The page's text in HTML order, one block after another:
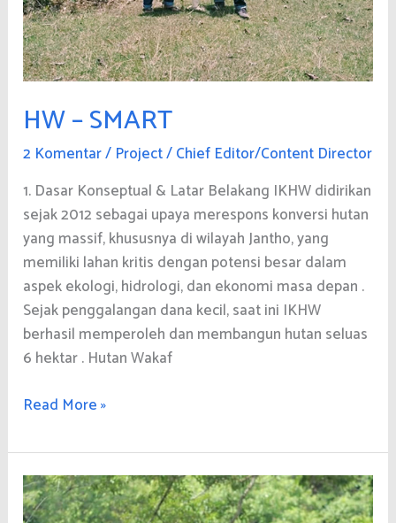
HW – SMART
2 Komentar/ Project/Chief Editor/Content Director
1. Dasar Konseptual & Latar Belakang IKHW didirikan
sejak 2012 sebagai upaya merespons konversi hutan
yang massif, khususnya di wilayah Jantho, yang
memiliki lahan kritis dengan potensi besar dalam
aspek ekologi, hidrologi, dan ekonomi masa depan .
Sejak penggalangan dana kecil, saat ini IKHW
berhasil memperoleh dan membangun hutan seluas
6 hektar . Hutan Wakaf
HW
SMART
Read More »